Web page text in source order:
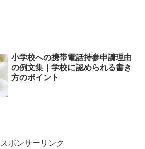
小学校への携帯電話持参申請理由
の例文集｜学校に認められる書き
方のポイント
スポンサーリンク